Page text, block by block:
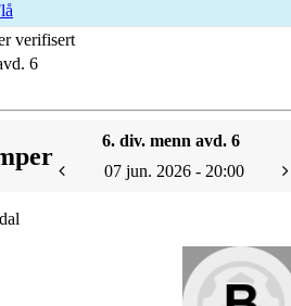
verifisert
6
6. div. menn avd. 6
07 jun. 2026 - 20:00